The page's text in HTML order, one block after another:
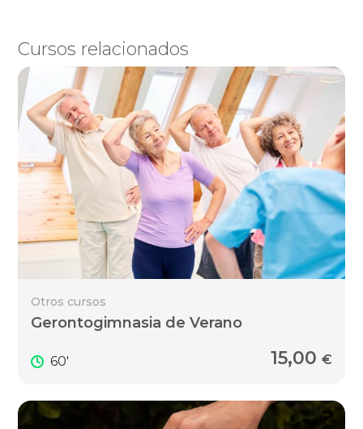
Cursos relacionados
Otros cursos
Gerontogimnasia de Verano
60' 15,00 €